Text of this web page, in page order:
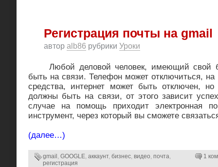
Регистрация почты на gmail
автор alb86 рубрики Уроки
Любой деловой человек, имеющий свой
быть на связи. Телефон может отключиться, на
средства, интернет может быть отключен,
должны быть на связи, от этого зависит
случае на помощь приходит электронная
инструмент, через который вы сможете
(далее…)
gmail , GOOGLE, аккаунт, бизнес, видео, почта,
регистрация
1